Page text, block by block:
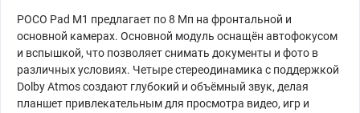
POCO Pad M1 предлагает по 8 Мп на фронтальной и
основной камерах. Основной модуль оснащён автофокусом
и вспышкой, что позволяет снимать документы и фото в
различных условиях. Четыре стереодинамика с поддержкой
Dolby Atmos создают глубокий и объёмный звук, делая
планшет привлекательным для просмотра видео, игр и